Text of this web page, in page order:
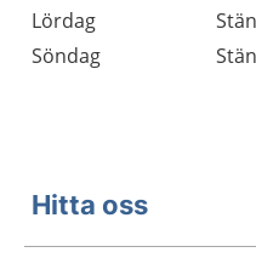
Lördag
Söndag
Hitta oss